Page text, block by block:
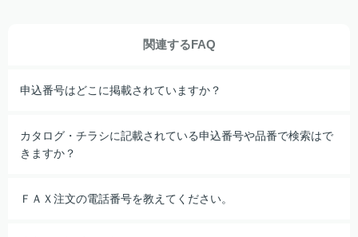
関連するFAQ
申込番号はどこに掲載されていますか？
カタログ・チラシに記載されている申込番号や品番で検索はで
きますか？
ＦＡＸ注文の電話番号を教えてください。